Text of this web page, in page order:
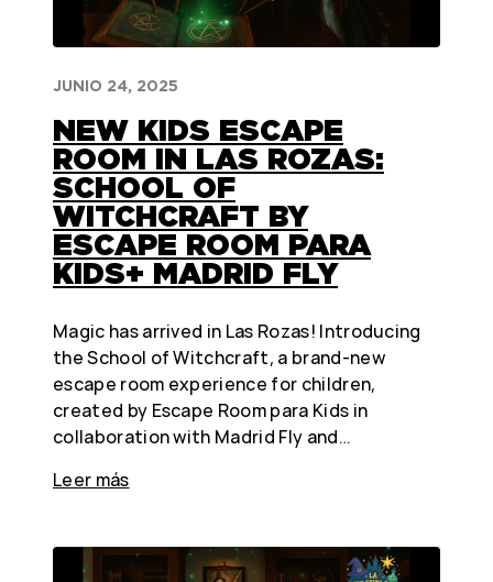
JUNIO 24, 2025
NEW KIDS ESCAPE
ROOM IN LAS ROZAS:
SCHOOL OF
WITCHCRAFT BY
ESCAPE ROOM PARA
KIDS+ MADRID FLY
Magic has arrived in Las Rozas! Introducing
the School of Witchcraft, a brand-new
escape room experience for children,
created by Escape Room para Kids in
collaboration with Madrid Fly and…
Leer más